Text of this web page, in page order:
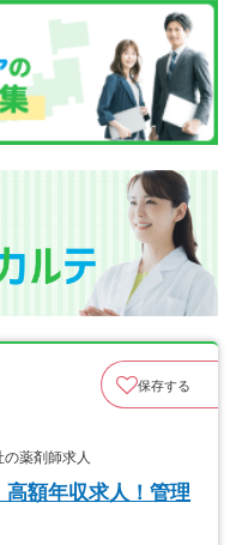
保存する
薬剤師求人
額年収求人！管理